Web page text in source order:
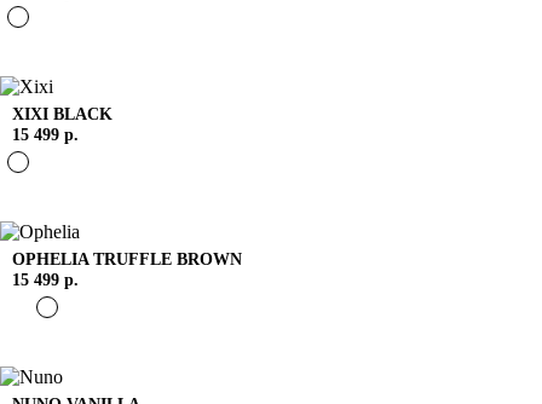
XIXI BLACK
15 499 р.
OPHELIA TRUFFLE BROWN
15 499 р.